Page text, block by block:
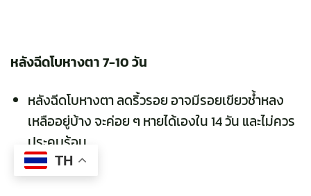
หลังฉีดโบหางตา 7-10 วัน
หลังฉีดโบหางตา ลดริ้วรอย อาจมีรอยเขียวช้ำหลง
เหลืออยู่บ้าง จะค่อย ๆ หายได้เองใน 14 วัน และไม่ควร
ประคบร้อน
TH